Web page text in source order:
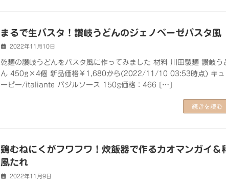
まるで生パスタ！讃岐うどんのジェノベーゼパスタ風
2022年11月10日
乾麺の讃岐うどんをパスタ風に作ってみました 材料 川田製麺 讃岐う
ん 450g×4個 新品価格￥1,680から(2022/11/10 03:53時点) キュ
ーピー/italiante バジルソース 150g価格：466 […]
続きを読む
鶏むねにくがフワフワ！炊飯器で作るカオマンガイ＆
風たれ
2022年11月9日